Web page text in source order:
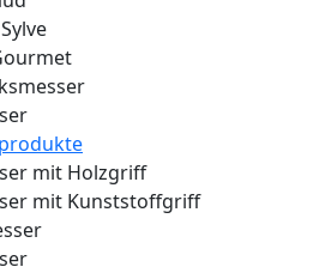
mit Holzgriff
mit Kunststoffgriff